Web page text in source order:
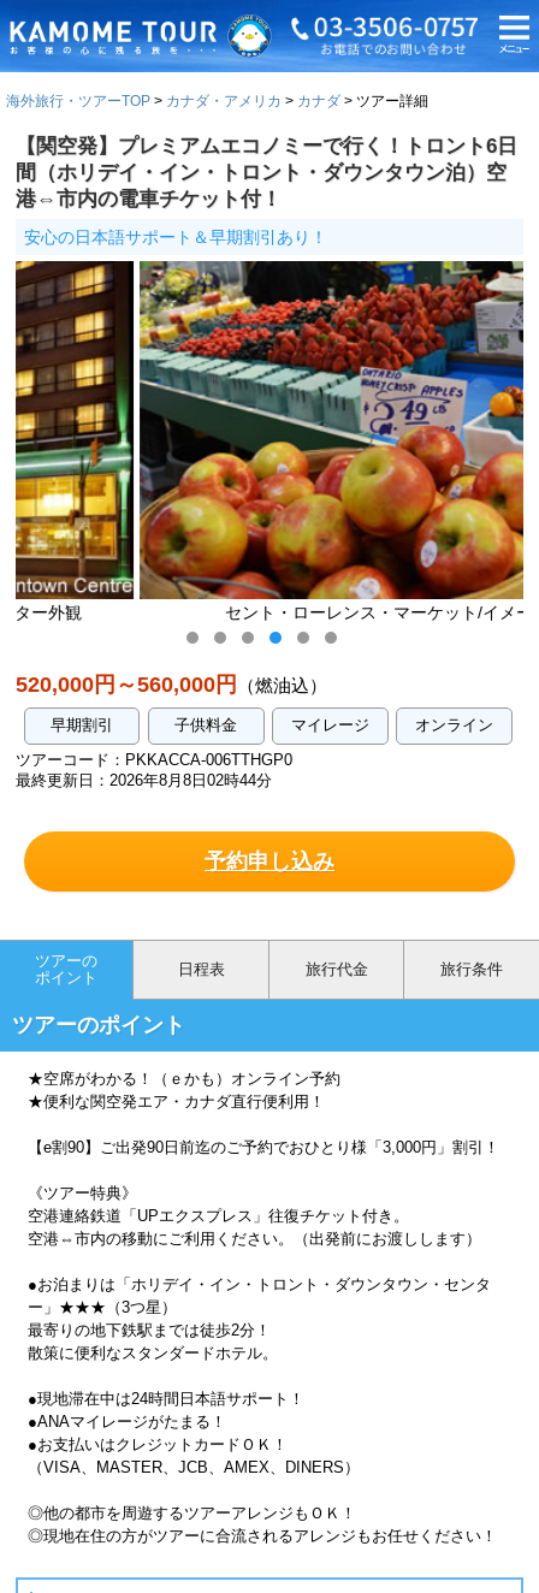
海外旅行・ツアーTOP カナダ・アメリカ カナダ ツアー詳細
【関空発】プレミアムエコノミーで行く！トロント6日
間（ホリデイ・イン・トロント・ダウンタウン泊）空
港⇔市内の電車チケット付！
安心の日本語サポート＆早期割引あり！
セント・ローレンス・マーケット/イメージ
520,000円～560,000円 （燃油込）
早期割引 子供料金 マイレージ
オンライン
ツアーコード：PKKACCA-006TTHGP0
最終更新日：2026年8月8日02時44分
予約申し込み
ツアーの
ポイント
日程表 旅行代金 旅行条件
ツアーのポイント
★空席がわかる！（ｅかも）オンライン予約
★便利な関空発エア・カナダ直行便利用！
【e割90】ご出発90日前迄のご予約でおひとり様「3,000円」割引！
《ツアー特典》
空港連絡鉄道「UPエクスプレス」往復チケット付き。
空港⇔市内の移動にご利用ください。（出発前にお渡しします）
●お泊まりは「ホリデイ・イン・トロント・ダウンタウン・センタ
ー」★★★（3つ星）
最寄りの地下鉄駅までは徒歩2分！
散策に便利なスタンダードホテル。
●現地滞在中は24時間日本語サポート！
●ANAマイレージがたまる！
●お支払いはクレジットカードＯＫ！
（VISA、MASTER、JCB、AMEX、DINERS）
◎他の都市を周遊するツアーアレンジもＯＫ！
◎現地在住の方がツアーに合流されるアレンジもお任せください！